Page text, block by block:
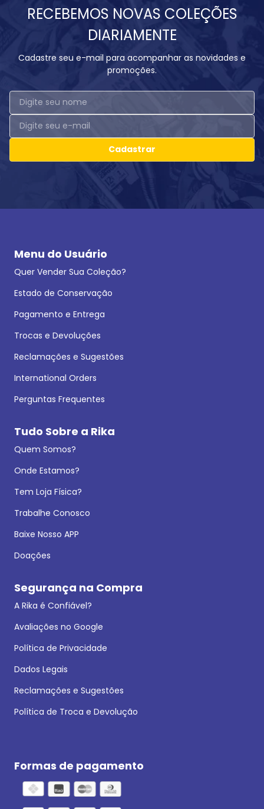
RECEBEMOS NOVAS COLEÇÕES
DIARIAMENTE
Cadastre seu e-mail para acompanhar as novidades e
promoções.
Cadastrar
Menu do Usuário
Quer Vender Sua Coleção?
Estado de Conservação
Pagamento e Entrega
Trocas e Devoluções
Reclamações e Sugestões
International Orders
Perguntas Frequentes
Tudo Sobre a Rika
Quem Somos?
Onde Estamos?
Tem Loja Física?
Trabalhe Conosco
Baixe Nosso APP
Doações
Segurança na Compra
A Rika é Confiável?
Avaliações no Google
Política de Privacidade
Dados Legais
Reclamações e Sugestões
Política de Troca e Devolução
Formas de pagamento